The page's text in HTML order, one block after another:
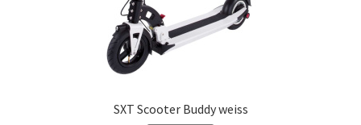
SXT Scooter Buddy weiss